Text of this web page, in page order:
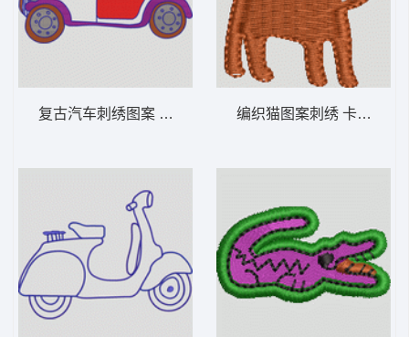
复古汽车刺绣图案 卡通童装章标贴布 编织猫图案刺绣 卡